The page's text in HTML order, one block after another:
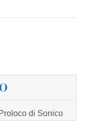
di Sonico